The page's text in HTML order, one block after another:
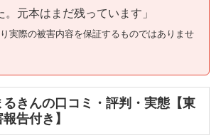
。元本はまだ残っています」
実際の被害内容を保証するものではありませ
るきんの口コミ・評判・実態【東
告付き】